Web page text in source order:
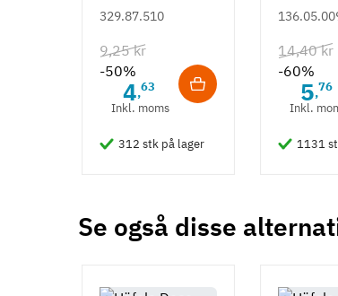
M4 bolt
Skålegreb
Design
Tilstand Ny
Duomatic SL -
329.87.510
9,25 kr
-50%
4,63
Inkl. moms
312 stk på lager
- rustfrit
14,40 kr
-60%
5,76
Inkl.
1131
Se også disse